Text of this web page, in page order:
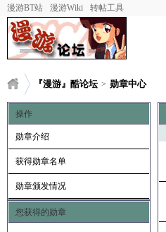
漫游BT站 漫游Wiki 转帖工具
『漫游』酷论坛 > 勋章中心
操作
勋章介绍
获得勋章名单
勋章颁发情况
您获得的勋章